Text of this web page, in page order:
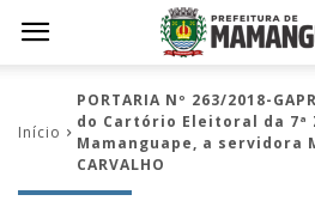
Início
PORTARIA Nº 263/2018-
do Cartório Eleitoral da 7ª
Mamanguape, a servidora
CARVALHO